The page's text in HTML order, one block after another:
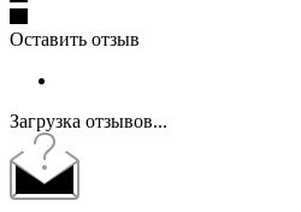
Оставить отзыв
Загрузка отзывов...